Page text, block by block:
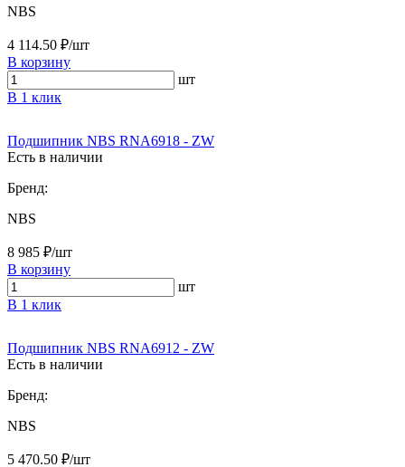
NBS
4 114.50 ₽/шт
В корзину
шт
В 1 клик
Подшипник NBS RNA6918 - ZW
Есть в наличии
Бренд:
NBS
8 985 ₽/шт
В корзину
шт
В 1 клик
Подшипник NBS RNA6912 - ZW
Есть в наличии
Бренд:
NBS
5 470.50 ₽/шт